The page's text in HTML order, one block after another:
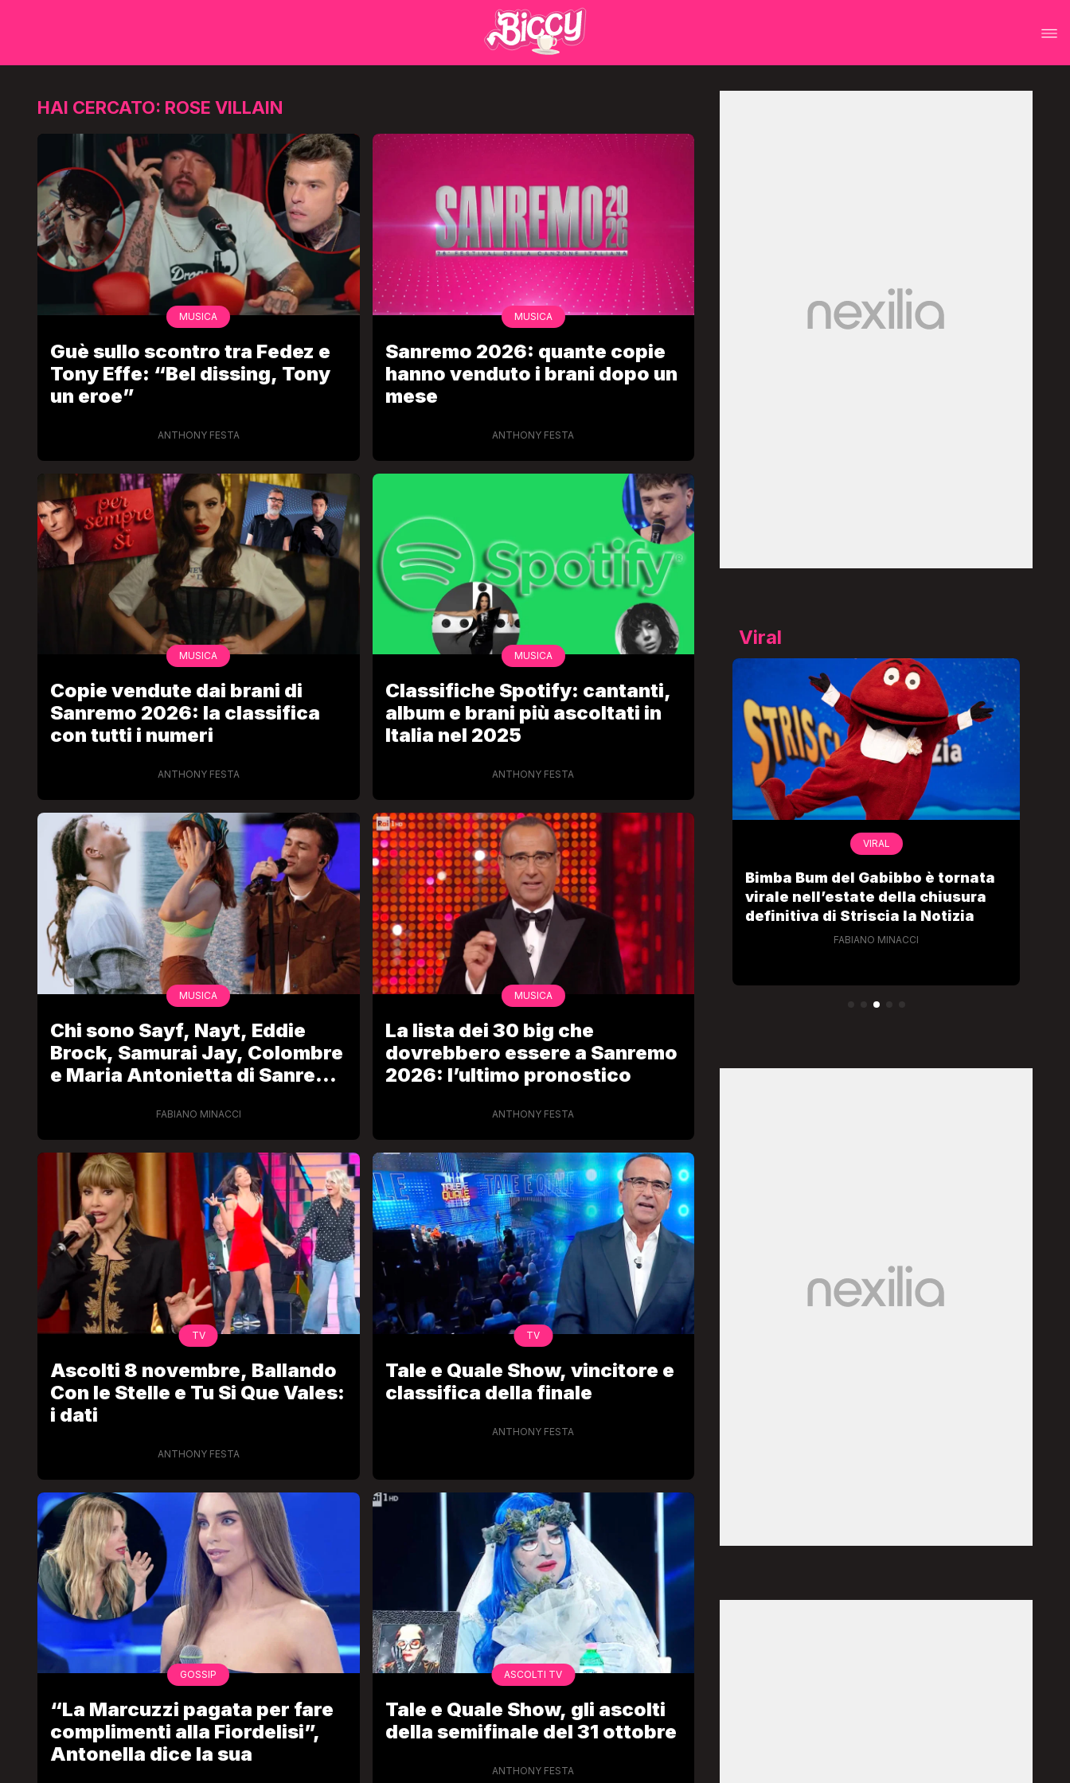
HAI CERCATO: ROSE VILLAIN
MUSICA
Guè sullo scontro tra Fedez e
Tony Effe: “Bel dissing, Tony
un eroe”
ANTHONY FESTA
MUSICA
Sanremo 2026: quante copie
hanno venduto i brani dopo un
mese
ANTHONY FESTA
MUSICA
Copie vendute dai brani di
Sanremo 2026: la classifica
con tutti i numeri
ANTHONY FESTA
MUSICA
Classifiche Spotify: cantanti,
album e brani più ascoltati in
Italia nel 2025
ANTHONY FESTA
MUSICA
Chi sono Sayf, Nayt, Eddie
Brock, Samurai Jay, Colombre
e Maria Antonietta di Sanremo
FABIANO MINACCI
MUSICA
La lista dei 30 big che
dovrebbero essere a Sanremo
2026: l’ultimo pronostico
ANTHONY FESTA
TV
Ascolti 8 novembre, Ballando
Con le Stelle e Tu Si Que Vales:
i dati
ANTHONY FESTA
TV
Tale e Quale Show, vincitore e
classifica della finale
ANTHONY FESTA
GOSSIP
“La Marcuzzi pagata per fare
complimenti alla Fiordelisi”,
Antonella dice la sua
ASCOLTI TV
Tale e Quale Show, gli ascolti
della semifinale del 31 ottobre
ANTHONY FESTA
Viral
LGBT
Bambola Star, la festa di
compleanno con tutte le grandi
dive compie 15 anni: il video
completo
FABIANO MINACCI
VIRAL
Camilla Milanesi lascia tutto:
“Addio cike mie, siete state una
grande famiglia per me”
FABIANO MINACCI
VIRAL
Bimba Bum del Gabibbo è tornata
virale nell’estate della chiusura
definitiva di Striscia la Notizia
FABIANO MINACCI